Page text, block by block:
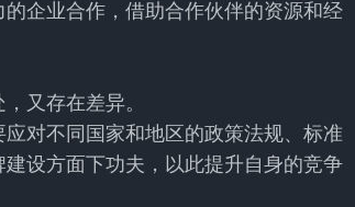
企业合作，借助合作伙伴的资源和经
又存在差异。
对不同国家和地区的政策法规、标准
设方面下功夫，以此提升自身的竞争